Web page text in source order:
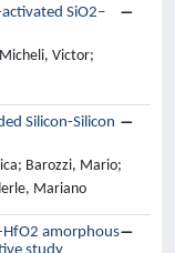
SiO2–
Victor;
Silicon-Silicon
Barozzi, Mario;
Mariano
amorphous